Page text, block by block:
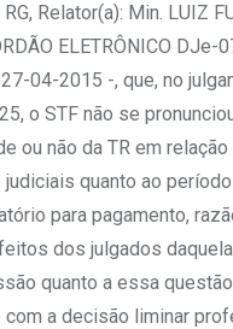
Relator(a): Min. LUIZ
ELETRÔNICO DJe-
04-2015 -, que, no
o STF não se
ou não da TR em
quanto ao
para pagamento,
dos julgados
quanto a essa
a decisão liminar